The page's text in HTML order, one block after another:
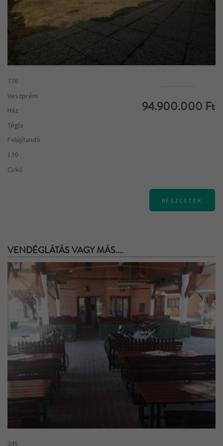
776
Veszprém
Ház
Tégla
Felújítandó
130
Cirkó
94.900.000 Ft
RÉSZLETEK
VENDÉGLÁTÁS VAGY MÁS....
345